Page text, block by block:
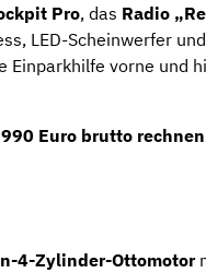
Pro, das Radio
LED-Scheinwerfer
Einparkhilfe vorne und
Euro brutto
4-Zylinder-Ottomotor